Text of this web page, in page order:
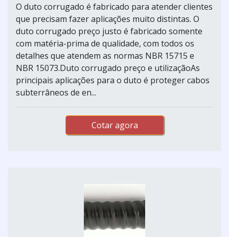
O duto corrugado é fabricado para atender clientes
que precisam fazer aplicações muito distintas. O
duto corrugado preço justo é fabricado somente
com matéria-prima de qualidade, com todos os
detalhes que atendem as normas NBR 15715 e
NBR 15073.Duto corrugado preço e utilizaçãoAs
principais aplicações para o duto é proteger cabos
subterrâneos de en...
Cotar agora